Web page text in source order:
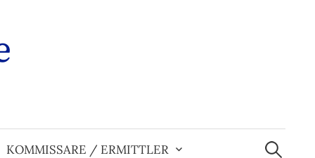
KOMMISSARE / ERMITTLER
Suchen
nach: